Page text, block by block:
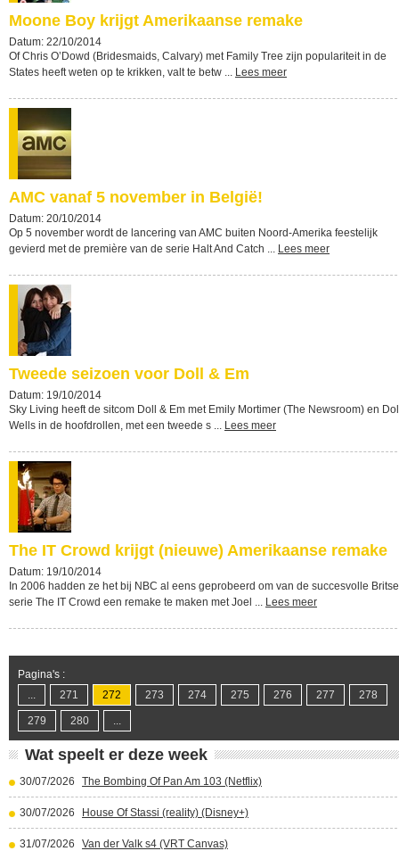
Moone Boy krijgt Amerikaanse remake
Datum: 22/10/2014
Of Chris O’Dowd (Bridesmaids, Calvary) met Family Tree zijn populariteit in de
States heeft weten op te krikken, valt te betw ... Lees meer
AMC vanaf 5 november in België!
Datum: 20/10/2014
Op 5 november wordt de lancering van AMC buiten Noord-Amerika feestelijk
gevierd met de première van de serie Halt And Catch ... Lees meer
Tweede seizoen voor Doll & Em
Datum: 19/10/2014
Sky Living heeft de sitcom Doll & Em met Emily Mortimer (The Newsroom) en
Wells in de hoofdrollen, met een tweede s ... Lees meer
The IT Crowd krijgt (nieuwe) Amerikaanse remake
Datum: 19/10/2014
In 2006 hadden ze het bij NBC al eens geprobeerd om van de succesvolle Britse
serie The IT Crowd een remake te maken met Joel ... Lees meer
Pagina's :
...
271 272 273 274 275 276 277 278
279 280 ...
Wat speelt er deze week
30/07/2026 The Bombing Of Pan Am 103 (Netflix)
30/07/2026 House Of Stassi (reality) (Disney+)
31/07/2026 Van der Valk s4 (VRT Canvas)